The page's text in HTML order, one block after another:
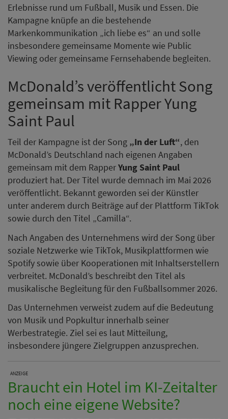
Erlebnisse rund um Fußball, Musik und Essen. Die
Kampagne knüpfe an die bestehende
Markenkommunikation „ich liebe es“ an und solle
insbesondere gemeinsame Momente wie Public
Viewing oder gemeinsame Fernsehabende begleiten.
McDonald’s veröffentlicht Song
gemeinsam mit Rapper Yung
Saint Paul
Teil der Kampagne ist der Song „In der Luft“, den
McDonald’s Deutschland nach eigenen Angaben
gemeinsam mit dem RapperYung Saint Paul
produziert hat. Der Titel wurde demnach im Mai 2026
veröffentlicht. Bekannt geworden sei der Künstler
unter anderem durch Beiträge auf der Plattform TikTok
sowie durch den Titel „Camilla“.
Nach Angaben des Unternehmens wird der Song über
soziale Netzwerke wie TikTok, Musikplattformen wie
Spotify sowie über Kooperationen mit Inhaltserstellern
verbreitet. McDonald’s beschreibt den Titel als
musikalische Begleitung für den Fußballsommer 2026.
Das Unternehmen verweist zudem auf die Bedeutung
von Musik und Popkultur innerhalb seiner
Werbestrategie. Ziel sei es laut Mitteilung,
insbesondere jüngere Zielgruppen anzusprechen.
ANZEIGE
Braucht ein Hotel im KI-Zeitalter
noch eine eigene Website?